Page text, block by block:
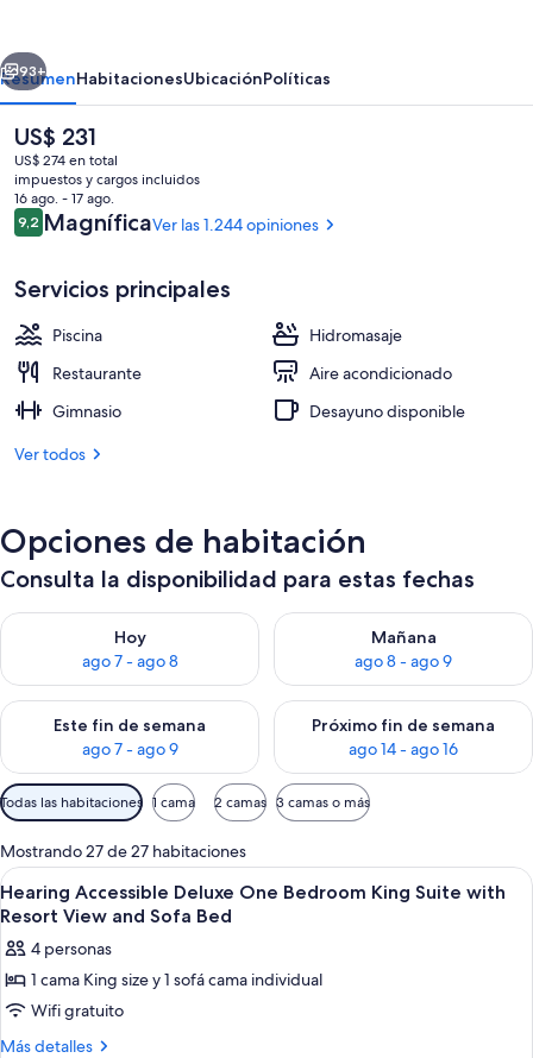
Kings’
Land
Waikoloa
2 piscinas al aire libre, sombrillas,
Siguiente
93+
ResumenHabitacionesUbicaciónPolíticas
El
precio
actual
es
de
US$ 231
US$ 231
US$ 274 en total
impuestos y cargos incluidos
16 ago. - 17 ago.
Opiniones
9,29,2 de 10
MagníficaVer las 1.244 opiniones
Servicios principales
Piscina
Hidromasaje
Restaurante
Aire acondicionado
Gimnasio
Desayuno disponible
Ver todos
Opciones de habitación
Consulta la disponibilidad para estas fechas
Hoy
ago 7 - ago 8
Consulta la disponibilidad para hoy ago 7 - ago 8
Mañana
ago 8 - ago 9
Consulta la disponibilidad
Este fin de semana
ago 7 - ago 9
Consulta la disponibilidad para este fin de semana ago 7 -
Próximo fin de semana
ago 14 - ago 16
Consulta la disponibilidad
Filtros
disponibles
para
las
habitaciones
Todas las habitaciones 1 cama 2 camas 3 camas o más
Mostrando 27 de 27 habitaciones
Ver
todas
las
fotos
de
Hearing
Accessible
Ropa de cama de alta calidad,
2
Hearing Accessible Deluxe One Bedroom King Suite with
Resort View and Sofa Bed
4 personas
1 cama King size y 1 sofá cama individual
Wifi gratuito
Más detalles
Más